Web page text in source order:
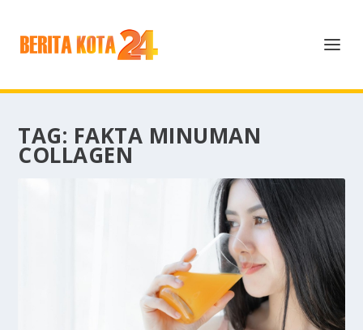
TAG: FAKTA MINUMAN
COLLAGEN